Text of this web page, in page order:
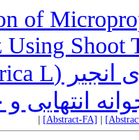
of
Using Shoot
انتهایی و
[Abstract-FA]